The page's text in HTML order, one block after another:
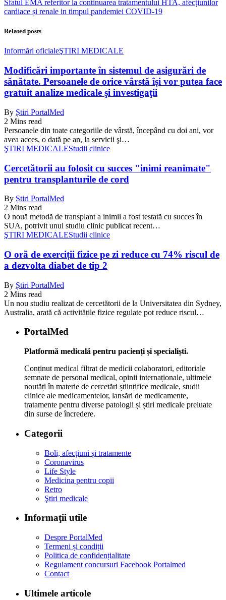
Sfatul EMA referitor la continuarea tratamentului HTA, afecțiunilor
cardiace și renale in timpul pandemiei COVID-19
Related posts
Informări oficialeŞTIRI MEDICALE
Modificări importante în sistemul de asigurări de
sănătate. Persoanele de orice vârstă își vor putea face
gratuit analize medicale şi investigaţii
By Știri PortalMed
2 Mins read
Persoanele din toate categoriile de vârstă, începând cu doi ani, vor
avea acces, o dată pe an, la servicii şi…
ŞTIRI MEDICALEStudii clinice
Cercetătorii au folosit cu succes "inimi reanimate"
pentru transplanturile de cord
By Știri PortalMed
2 Mins read
O nouă metodă de transplant a inimii a fost testată cu succes în
SUA, potrivit unui studiu clinic publicat recent…
ŞTIRI MEDICALEStudii clinice
O oră de exerciții fizice pe zi reduce cu 74% riscul de
a dezvolta diabet de tip 2
By Știri PortalMed
2 Mins read
Un nou studiu realizat de cercetătorii de la Universitatea din Sydney,
Australia, arată că activitățile fizice regulate pot reduce riscul…
PortalMed
Platformă medicală pentru pacienți și specialiști.
Conținut medical filtrat de medicii colaboratori, editoriale
semnate de personal medical, opinii internaționale, ultimele
noutăți în materie de cercetări științifice medicale, studii
clinice ale medicamentelor, lansări de medicamente,
tratamente pentru diverse patologii și știri medicale preluate
din surse de încredere.
Categorii
Boli, afecțiuni și tratamente
Coronavirus
Life Style
Medicina pentru copii
Retro
Ştiri medicale
Informaţii utile
Despre PortalMed
Termeni și condiții
Politica de confidențialitate
Regulament concursuri Facebook Portalmed
Contact
Ultimele articole